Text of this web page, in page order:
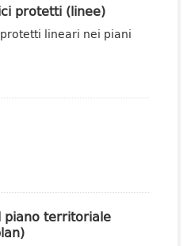
protetti (linee)
lineari nei piani
piano territoriale